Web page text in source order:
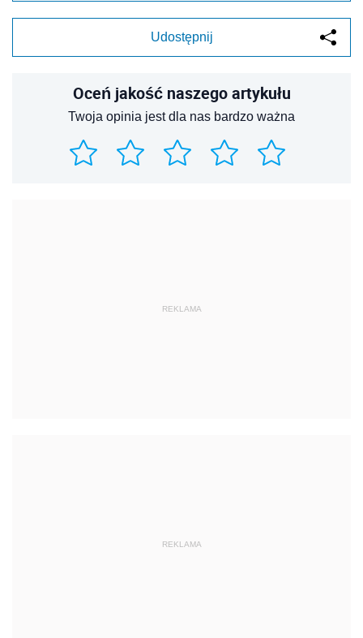
Udostępnij
Oceń jakość naszego artykułu
Twoja opinia jest dla nas bardzo ważna
REKLAMA
REKLAMA